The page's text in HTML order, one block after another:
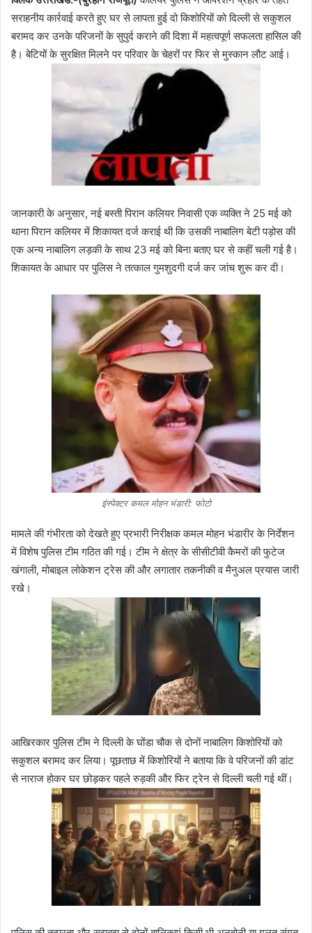
सराहनीय कार्रवाई करते हुए घर से लापता हुई दो किशोरियों को दिल्ली से सकुशल
बरामद कर उनके परिजनों के सुपुर्द कराने की दिशा में महत्वपूर्ण सफलता हासिल की
है। बेटियों के सुरक्षित मिलने पर परिवार के चेहरों पर फिर से मुस्कान लौट आई।
जानकारी के अनुसार, नई बस्ती पिरान कलियर निवासी एक व्यक्ति ने 25 मई को
थाना पिरान कलियर में शिकायत दर्ज कराई थी कि उसकी नाबालिग बेटी पड़ोस की
एक अन्य नाबालिग लड़की के साथ 23 मई को बिना बताए घर से कहीं चली गई है।
शिकायत के आधार पर पुलिस ने तत्काल गुमशुदगी दर्ज कर जांच शुरू कर दी।
इंस्पेक्टर कमल मोहन भंडारी: फोटो
मामले की गंभीरता को देखते हुए प्रभारी निरीक्षक कमल मोहन भंडारीर के निर्देशन
में विशेष पुलिस टीम गठित की गई। टीम ने क्षेत्र के सीसीटीवी कैमरों की फुटेज
खंगाली, मोबाइल लोकेशन ट्रेस की और लगातार तकनीकी व मैनुअल प्रयास जारी
रखे।
आखिरकार पुलिस टीम ने दिल्ली के घोंडा चौक से दोनों नाबालिग किशोरियों को
सकुशल बरामद कर लिया। पूछताछ में किशोरियों ने बताया कि वे परिजनों की डांट
से नाराज होकर घर छोड़कर पहले रुड़की और फिर ट्रेन से दिल्ली चली गई थीं।